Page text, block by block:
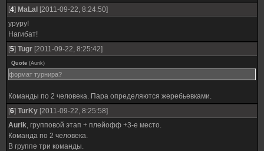
[4] MaLal [2011-09-22, 8:24:50]
уруру!
Нагибат!
[5] Tugr [2011-09-22, 8:25:42]
Quote (Aurik)
формат турнира?
Команды по 2 человека. Пара определяются жеребьевками.
[6] TurKy [2011-09-22, 8:25:58]
Aurik, групповой этап + плейофф +3-е место.
Команда по 2 человека.
В группе три команды.